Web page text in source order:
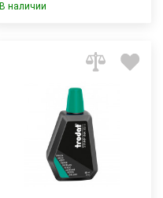
В наличии